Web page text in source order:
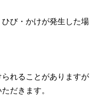
び・かけが発生した場
れることがありますが
だきます。